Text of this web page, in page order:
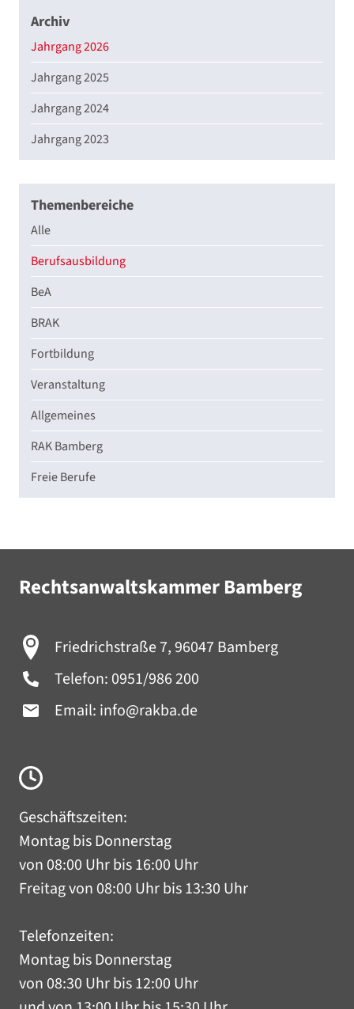
Archiv
Jahrgang 2026
Jahrgang 2025
Jahrgang 2024
Jahrgang 2023
Themenbereiche
Alle
Berufsausbildung
BeA
BRAK
Fortbildung
Veranstaltung
Allgemeines
RAK Bamberg
Freie Berufe
Rechtsanwaltskammer Bamberg
Friedrichstraße 7, 96047 Bamberg
Telefon: 0951/986 200
Email: info@rakba.de
Geschäftszeiten:
Montag bis Donnerstag
von 08:00 Uhr bis 16:00 Uhr
Freitag von 08:00 Uhr bis 13:30 Uhr
Telefonzeiten:
Montag bis Donnerstag
von 08:30 Uhr bis 12:00 Uhr